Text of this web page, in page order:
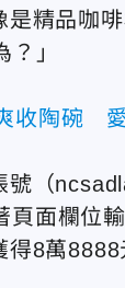
精品咖
」
收陶碗
（
面欄位
8萬8888